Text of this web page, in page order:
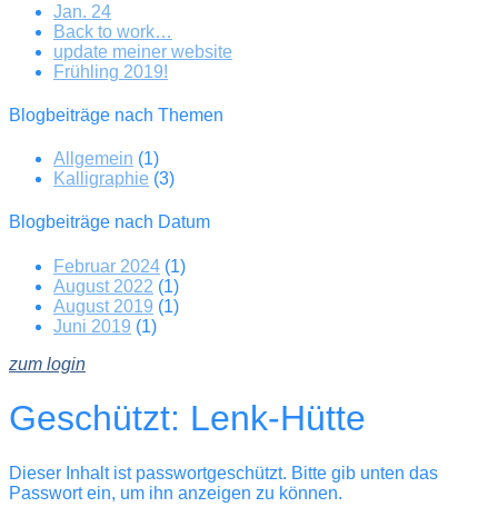
Jan. 24
Back to work…
update meiner website
Frühling 2019!
Blogbeiträge nach Themen
Allgemein (1)
Kalligraphie (3)
Blogbeiträge nach Datum
Februar 2024 (1)
August 2022 (1)
August 2019 (1)
Juni 2019 (1)
zum login
Geschützt: Lenk-Hütte
Dieser Inhalt ist passwortgeschützt. Bitte gib unten das
Passwort ein, um ihn anzeigen zu können.